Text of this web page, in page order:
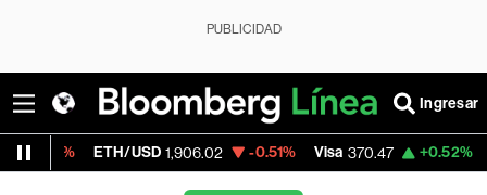
PUBLICIDAD
Ingresar
ETH/USD 1,906.02 -0.51% Visa 370.47 +0.52%